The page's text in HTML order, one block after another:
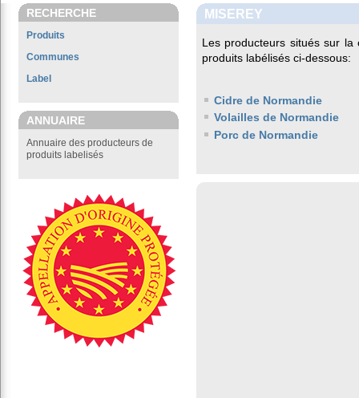
RECHERCHE
Produits
Communes
Label
ANNUAIRE
Annuaire des producteurs de
produits labelisés
MISEREY
Les producteurs situés sur
produits labélisés ci-dessous:
Cidre de Normandie
Volailles de Normandie
Porc de Normandie